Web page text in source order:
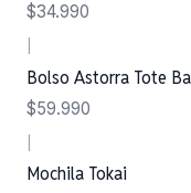
$34.990
Bolso Astorra Tote
$59.990
Mochila Tokai